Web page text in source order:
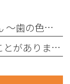
歯が黄色い＝むし歯ではありません 〜歯の色にはさまざまな原因があります〜
よく噛んで食べると、こんないいことがあります！